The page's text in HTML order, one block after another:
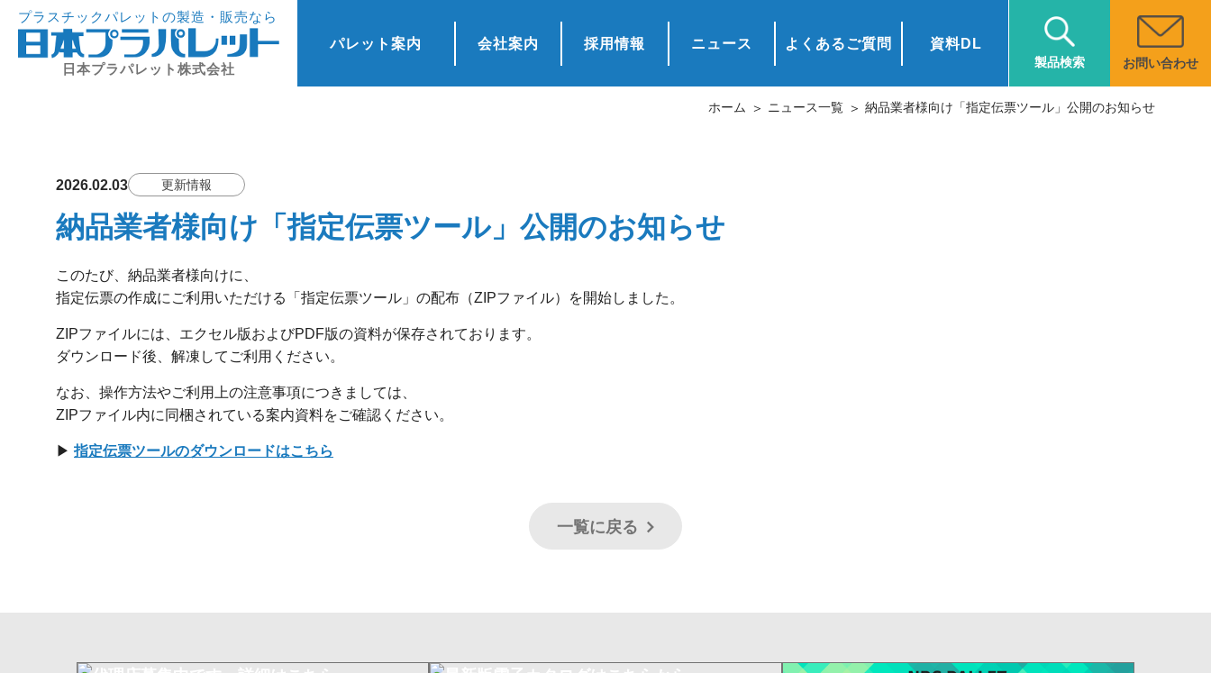
プラスチックパレットの製造・販売なら
日本プラパレット株式会社
パレット案内 会社案内 採用情報 ニュース よくあるご質問 資料DL
製品検索 お問い合わせ
ホーム ニュース一覧 納品業者様向け「指定伝票ツール」公開のお知らせ
2026.02.03 更新情報
納品業者様向け「指定伝票ツール」公開のお知らせ
このたび、納品業者様向けに、
指定伝票の作成にご利用いただける「指定伝票ツール」の配布（ZIPファイル）を開始しました。
ZIPファイルには、エクセル版およびPDF版の資料が保存されております。
ダウンロード後、解凍してご利用ください。
なお、操作方法やご利用上の注意事項につきましては、
ZIPファイル内に同梱されている案内資料をご確認ください。
▶︎ 指定伝票ツールのダウンロードはこちら
一覧に戻る